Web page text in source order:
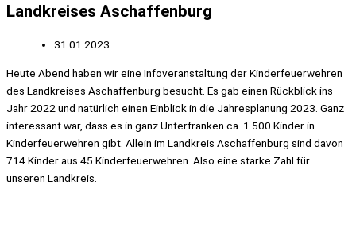
Landkreises Aschaffenburg
31.01.2023
Heute Abend haben wir eine Infoveranstaltung der Kinderfeuerwehren
des Landkreises Aschaffenburg besucht. Es gab einen Rückblick ins
Jahr 2022 und natürlich einen Einblick in die Jahresplanung 2023. Ganz
interessant war, dass es in ganz Unterfranken ca. 1.500 Kinder in
Kinderfeuerwehren gibt. Allein im Landkreis Aschaffenburg sind davon
714 Kinder aus 45 Kinderfeuerwehren. Also eine starke Zahl für
unseren Landkreis.